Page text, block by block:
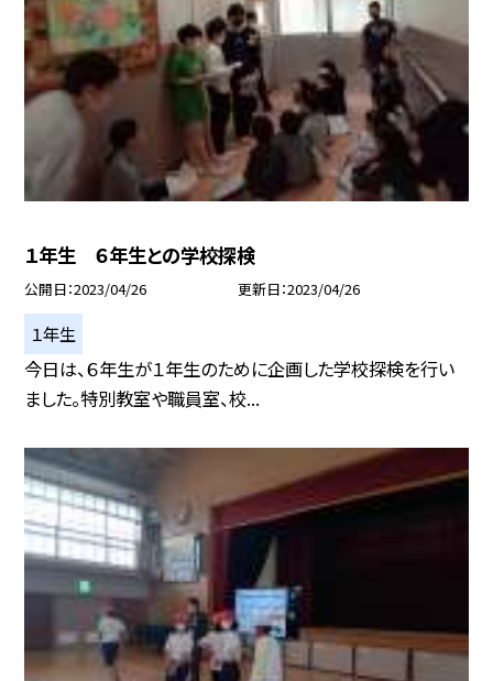
１年生 ６年生との学校探検
公開日 2023/04/26 更新日 2023/04/26
１年生
今日は、６年生が１年生のために企画した学校探検を行い
ました。特別教室や職員室、校...